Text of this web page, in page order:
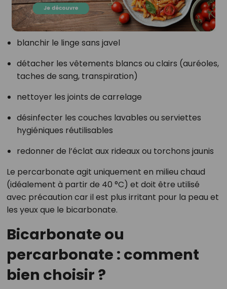
blanchir le linge sans javel
détacher les vêtements blancs ou clairs (auréoles,
taches de sang, transpiration)
nettoyer les joints de carrelage
désinfecter les couches lavables ou serviettes
hygiéniques réutilisables
redonner de l’éclat aux rideaux ou torchons jaunis
Le percarbonate agit uniquement en milieu chaud
(idéalement à partir de 40 °C) et doit être utilisé
avec précaution car il est plus irritant pour la peau et
les yeux que le bicarbonate.
Bicarbonate ou
percarbonate : comment
bien choisir ?